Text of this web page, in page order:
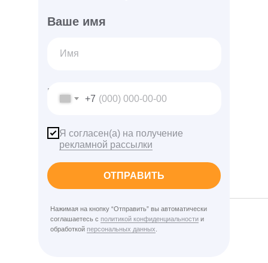
Ваше имя
Ваш телефон
+7
Я согласен(а) на получение
рекламной рассылки
ОТПРАВИТЬ
Нажимая на кнопку “Отправить” вы автоматически
соглашаетесь с политикой конфиденциальности и
обработкой персональных данных